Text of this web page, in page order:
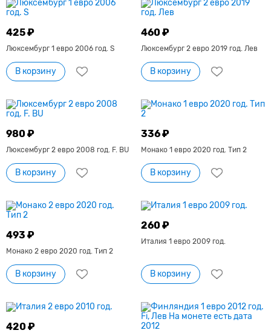
425 ₽
Люксембург 1 евро 2006 год. S
В корзину
460 ₽
Люксембург 2 евро 2019 год. Лев
В корзину
980 ₽
Люксембург 2 евро 2008 год. F. BU
В корзину
336 ₽
Монако 1 евро 2020 год. Тип 2
В корзину
493 ₽
Монако 2 евро 2020 год. Тип 2
В корзину
260 ₽
Италия 1 евро 2009 год.
В корзину
420 ₽